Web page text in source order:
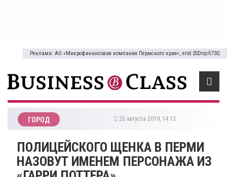
Реклама: АО «Микрофинансовая компания Пермского края», erid:2SDnjcfi73Q
ГОРОД 25 августа 2019, 14:13
ПОЛИЦЕЙСКОГО ЩЕНКА В ПЕРМИ
НАЗОВУТ ИМЕНЕМ ПЕРСОНАЖА ИЗ